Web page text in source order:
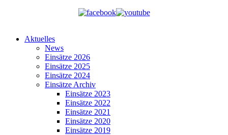
Aktuelles
News
Einsätze 2026
Einsätze 2025
Einsätze 2024
Einsätze Archiv
Einsätze 2023
Einsätze 2022
Einsätze 2021
Einsätze 2020
Einsätze 2019